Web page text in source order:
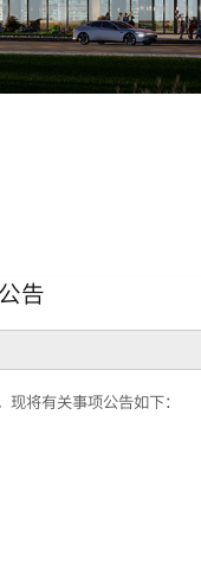
告
将有关事项公告如下：